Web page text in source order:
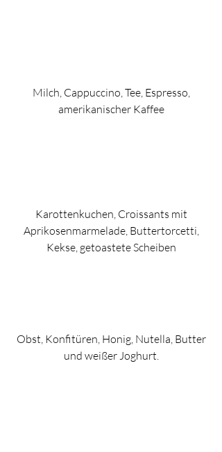
Milch, Cappuccino, Tee, Espresso,
amerikanischer Kaffee
Karottenkuchen, Croissants mit
Aprikosenmarmelade, Buttertorcetti,
Kekse, getoastete Scheiben
Obst, Konfitüren, Honig, Nutella, Butter
und weißer Joghurt.